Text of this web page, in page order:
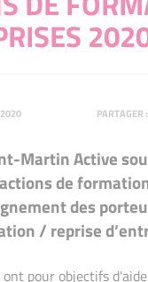
PARTAGER :
Martin Active
de
des
/ reprise
pour objectifs